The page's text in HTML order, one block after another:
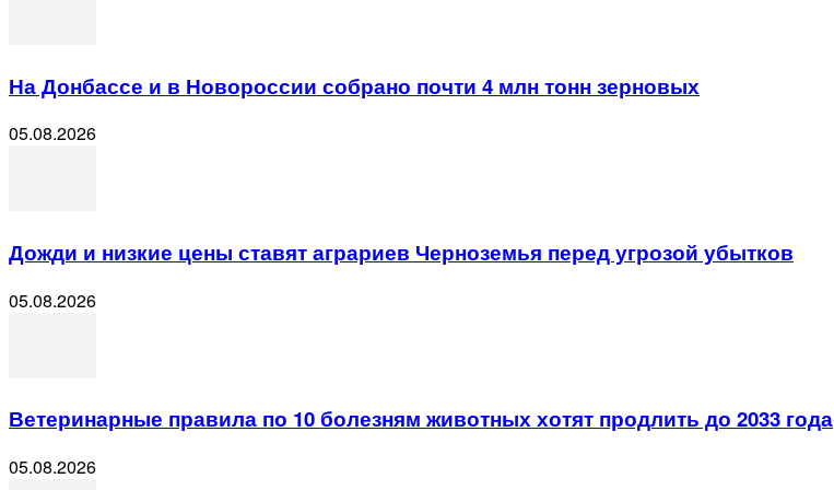
На Донбассе и в Новороссии собрано почти 4 млн тонн зерновых
05.08.2026
Дожди и низкие цены ставят аграриев Черноземья перед угрозой убытков
05.08.2026
Ветеринарные правила по 10 болезням животных хотят продлить до 2033 года
05.08.2026